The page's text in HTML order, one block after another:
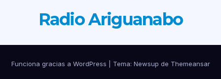
Radio Ariguanabo
Funciona gracias a WordPress Tema: Newsup de Themeansar